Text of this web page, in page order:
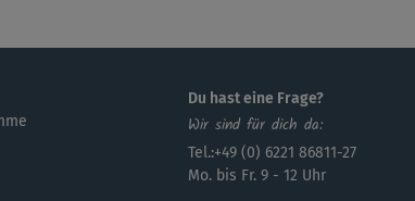
Du hast eine Frage?
Wir sind für dich da:
Tel.:+49 (0) 6221 86811-27
Mo. bis Fr. 9 - 12 Uhr